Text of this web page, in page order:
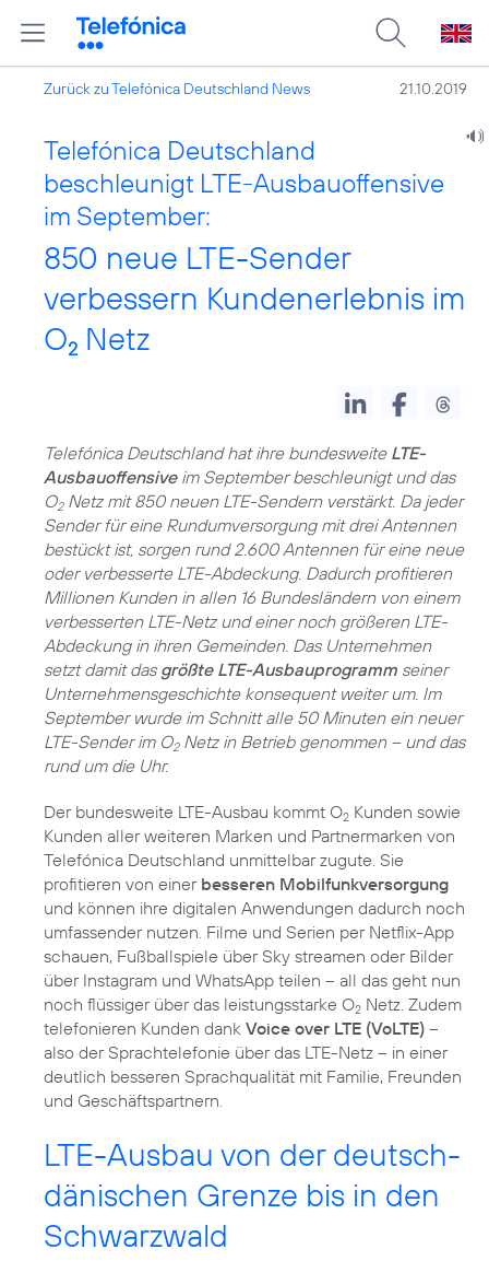
Zurück zu Telefónica Deutschland News 21.10.2019
Telefónica Deutschland
beschleunigt LTE-Ausbauoffensive
im September:
850 neue LTE-Sender
verbessern Kundenerlebnis im
O2 Netz
Telefónica Deutschland hat ihre bundesweite LTE-
Ausbauoffensiveim September beschleunigt und das
O2Netz mit 850 neuen LTE-Sendern verstärkt. Da jeder
Sender für eine Rundumversorgung mit drei Antennen
bestückt ist, sorgen rund 2.600 Antennen für eine neue
oder verbesserte LTE-Abdeckung. Dadurch profitieren
Millionen Kunden in allen 16 Bundesländern von einem
verbesserten LTE-Netz und einer noch größeren LTE-
Abdeckung in ihren Gemeinden. Das Unternehmen
setzt damit das größte LTE-Ausbauprogramm seiner
Unternehmensgeschichte konsequent weiter um. Im
September wurde im Schnitt alle 50 Minuten ein neuer
LTE-Sender im O2Netz in Betrieb genommen – und das
rund um die Uhr.
Der bundesweite LTE-Ausbau kommt O2 Kunden sowie
Kunden aller weiteren Marken und Partnermarken von
Telefónica Deutschland unmittelbar zugute. Sie
profitieren von einer besseren Mobilfunkversorgung
und können ihre digitalen Anwendungen dadurch noch
umfassender nutzen. Filme und Serien per Netflix-App
schauen, Fußballspiele über Sky streamen oder Bilder
über Instagram und WhatsApp teilen – all das geht nun
noch flüssiger über das leistungsstarke O2 Netz. Zudem
telefonieren Kunden dank Voice over LTE (VoLTE) –
also der Sprachtelefonie über das LTE-Netz – in einer
deutlich besseren Sprachqualität mit Familie, Freunden
und Geschäftspartnern.
LTE-Ausbau von der deutsch-
dänischen Grenze bis in den
Schwarzwald